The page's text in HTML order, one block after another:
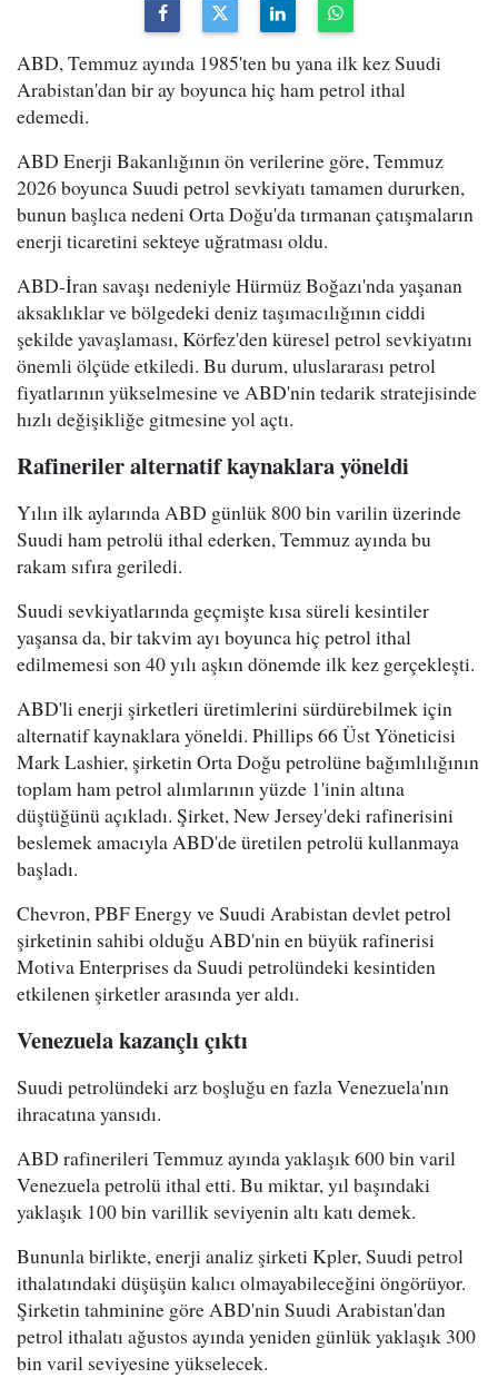
ABD, Temmuz ayında 1985'ten bu yana ilk kez Suudi
Arabistan'dan bir ay boyunca hiç ham petrol ithal
edemedi.
ABD Enerji Bakanlığının ön verilerine göre, Temmuz
2026 boyunca Suudi petrol sevkiyatı tamamen dururken,
bunun başlıca nedeni Orta Doğu'da tırmanan çatışmaların
enerji ticaretini sekteye uğratması oldu.
ABD-İran savaşı nedeniyle Hürmüz Boğazı'nda yaşanan
aksaklıklar ve bölgedeki deniz taşımacılığının ciddi
şekilde yavaşlaması, Körfez'den küresel petrol sevkiyatını
önemli ölçüde etkiledi. Bu durum, uluslararası petrol
fiyatlarının yükselmesine ve ABD'nin tedarik stratejisinde
hızlı değişikliğe gitmesine yol açtı.
Rafineriler alternatif kaynaklara yöneldi
Yılın ilk aylarında ABD günlük 800 bin varilin üzerinde
Suudi ham petrolü ithal ederken, Temmuz ayında bu
rakam sıfıra geriledi.
Suudi sevkiyatlarında geçmişte kısa süreli kesintiler
yaşansa da, bir takvim ayı boyunca hiç petrol ithal
edilmemesi son 40 yılı aşkın dönemde ilk kez gerçekleşti.
ABD'li enerji şirketleri üretimlerini sürdürebilmek için
alternatif kaynaklara yöneldi. Phillips 66 Üst Yöneticisi
Mark Lashier, şirketin Orta Doğu petrolüne bağımlılığının
toplam ham petrol alımlarının yüzde 1'inin altına
düştüğünü açıkladı. Şirket, New Jersey'deki rafinerisini
beslemek amacıyla ABD'de üretilen petrolü kullanmaya
başladı.
Chevron, PBF Energy ve Suudi Arabistan devlet petrol
şirketinin sahibi olduğu ABD'nin en büyük rafinerisi
Motiva Enterprises da Suudi petrolündeki kesintiden
etkilenen şirketler arasında yer aldı.
Venezuela kazançlı çıktı
Suudi petrolündeki arz boşluğu en fazla Venezuela'nın
ihracatına yansıdı.
ABD rafinerileri Temmuz ayında yaklaşık 600 bin varil
Venezuela petrolü ithal etti. Bu miktar, yıl başındaki
yaklaşık 100 bin varillik seviyenin altı katı demek.
Bununla birlikte, enerji analiz şirketi Kpler, Suudi petrol
ithalatındaki düşüşün kalıcı olmayabileceğini öngörüyor.
Şirketin tahminine göre ABD'nin Suudi Arabistan'dan
petrol ithalatı ağustos ayında yeniden günlük yaklaşık 300
bin varil seviyesine yükselecek.